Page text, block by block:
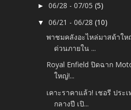
►06/28 - 07/05(5)
▼06/21 - 06/28(10)
พาชมคลังอะไหล่มาสด้าใ
ด่วนภายใน ...
Royal Enfield ปิดฉาก
ใหญ่!...
เคาะราคาแล้ว! เชอรี ประ
กลางปี เปิ...